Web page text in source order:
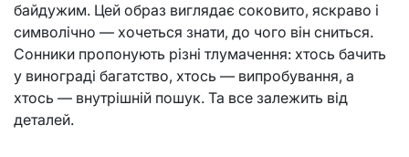
байдужим. Цей образ виглядає соковито, яскраво і
символічно — хочеться знати, до чого він сниться.
Сонники пропонують різні тлумачення: хтось бачить
у винограді багатство, хтось — випробування, а
хтось — внутрішній пошук. Та все залежить від
деталей.